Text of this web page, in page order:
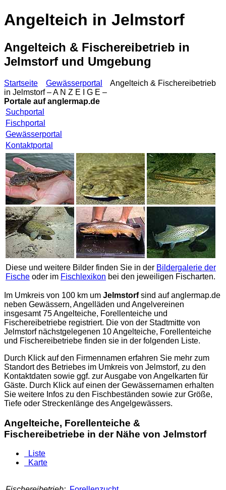
Angelteich in Jelmstorf
Angelteich & Fischereibetrieb in
Jelmstorf und Umgebung
Startseite Gewässerportal
Angelteich & Fischereibetrieb
in Jelmstorf – A N Z E I G E –
Portale aufanglermap.de
Suchportal
Fischportal
Gewässerportal
Kontaktportal
Diese und weitere Bilder finden Sie in der Bildergalerie der
Fische oder im Fischlexikon bei den jeweiligen Fischarten.
Im Umkreis von 100 km um Jelmstorfsind aufanglermap.de
neben Gewässern, Angelläden und Angelvereinen
insgesamt 75 Angelteiche, Forellenteiche und
Fischereibetriebe registriert. Die von der Stadtmitte von
Jelmstorf nächstgelegenen 10 Angelteiche, Forellenteiche
und Fischereibetriebe finden sie in der folgenden Liste.
Durch Klick auf den Firmennamen erfahren Sie mehr zum
Standort des Betriebes im Umkreis von Jelmstorf, zu den
Kontaktdaten sowie ggf. zur Ausgabe von Angelkarten für
Gäste. Durch Klick auf einen der Gewässernamen erhalten
Sie weitere Infos zu den Fischbeständen sowie zur Größe,
Tiefe oder Streckenlänge des Angelgewässers.
Angelteiche, Forellenteiche &
Fischereibetriebe in der Nähe von Jelmstorf
Liste
Karte